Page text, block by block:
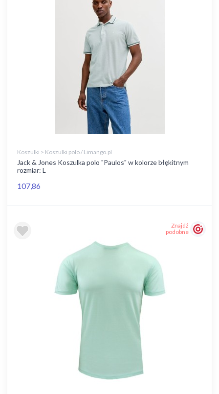
Koszulki > Koszulki polo / Limango.pl
Jack & Jones Koszulka polo "Paulos" w kolorze błękitnym
rozmiar: L
107,86
Znajdź
podobne